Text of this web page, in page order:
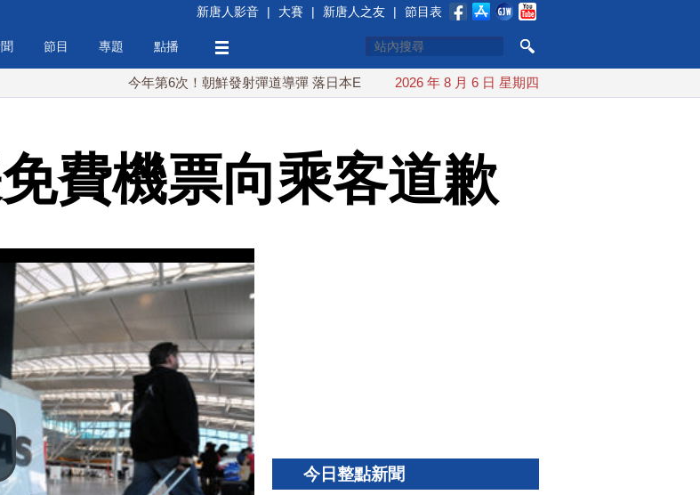
新唐人影音 | 大賽 | 新唐人之友 | 節目表
節目 專題 點播
今年第6次！朝鮮發射彈道導彈 落日本EEZ外 紅海戰火續升溫 也門胡塞武裝稱又襲擊沙特油輪
2026 年 8 月 6 日 星期四
費機票向乘客道歉
今日整點新聞